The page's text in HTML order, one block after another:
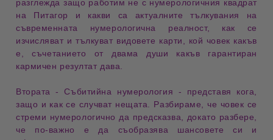
разглежда защо работим не с нумерологичния квадрат
на Питагор и какви са актуалните тълкувания на
съвременната нумерологична реалност, как се
изчисляват и тълкуват видовете карти, кой човек какъв
е, съчетанието от двама души какъв гарантиран
кармичен резултат дава.
Втората - Събитийна нумерология - представя кога,
защо и как се случват нещата. Разбираме, че човек се
стреми нумерологично да предсказва, докато разбере,
че по-важно е да съобразява шансовете си и